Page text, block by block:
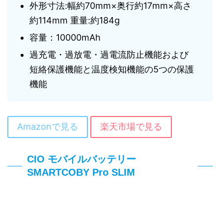
外形寸法:幅約70mm×奥行約17mm×高さ
約114mm 重量:約184g
容量：10000mAh
過充電・過放電・過電流防止機能および
短絡保護機能と温度検知機能の5つの保護
機能
Amazonで見る 楽天市場で見る
CIO モバイルバッテリー
SMARTCOBY Pro SLIM